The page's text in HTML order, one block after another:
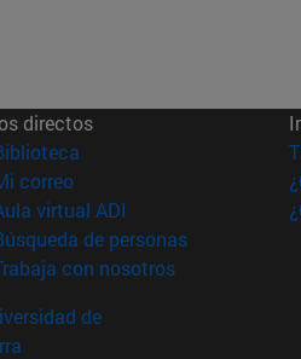
directos
(abre en nueva ventana)
correo(abre en nueva ventana)
virtual ADI (abre en nueva
de personas(abre en
con nosotros(abre en
de